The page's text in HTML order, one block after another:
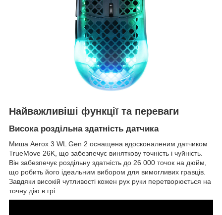
Найважливіші функції та переваги
Висока роздільна здатність датчика
Миша Aerox 3 WL Gen 2 оснащена вдосконаленим датчиком
TrueMove 26K, що забезпечує виняткову точність і чуйність.
Він забезпечує роздільну здатність до 26 000 точок на дюйм,
що робить його ідеальним вибором для вимогливих гравців.
Завдяки високій чутливості кожен рух руки перетворюється на
точну дію в грі.